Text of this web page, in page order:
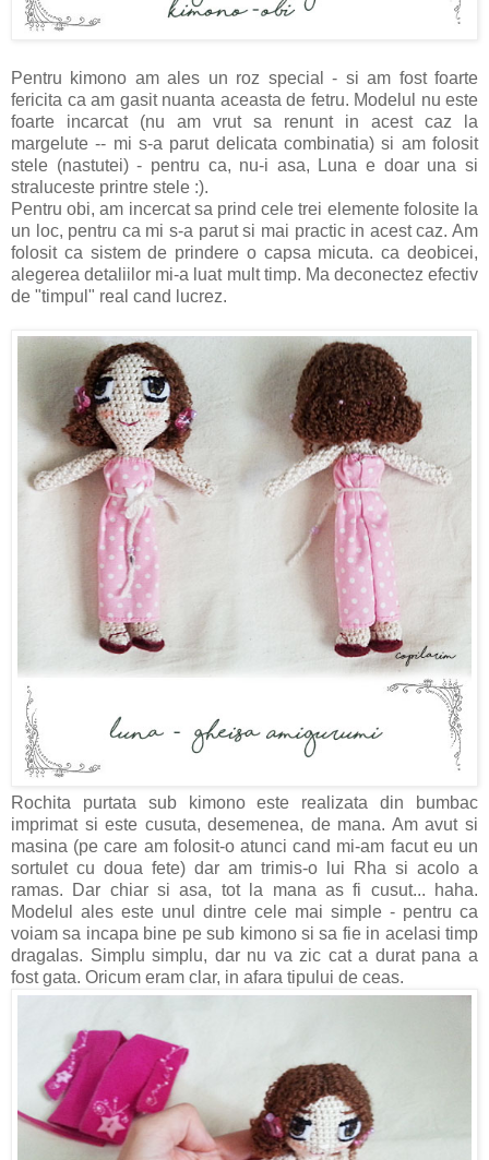
Pentru kimono am ales un roz special - si am fost foarte
fericita ca am gasit nuanta aceasta de fetru. Modelul nu este
foarte incarcat (nu am vrut sa renunt in acest caz la
margelute -- mi s-a parut delicata combinatia) si am folosit
stele (nastutei) - pentru ca, nu-i asa, Luna e doar una si
straluceste printre stele :).
Pentru obi, am incercat sa prind cele trei elemente folosite la
un loc, pentru ca mi s-a parut si mai practic in acest caz. Am
folosit ca sistem de prindere o capsa micuta. ca deobicei,
alegerea detaliilor mi-a luat mult timp. Ma deconectez efectiv
de "timpul" real cand lucrez.
Rochita purtata sub kimono este realizata din bumbac
imprimat si este cusuta, desemenea, de mana. Am avut si
masina (pe care am folosit-o atunci cand mi-am facut eu un
sortulet cu doua fete) dar am trimis-o lui Rha si acolo a
ramas. Dar chiar si asa, tot la mana as fi cusut... haha.
Modelul ales este unul dintre cele mai simple - pentru ca
voiam sa incapa bine pe sub kimono si sa fie in acelasi timp
dragalas. Simplu simplu, dar nu va zic cat a durat pana a
fost gata. Oricum eram clar, in afara tipului de ceas.